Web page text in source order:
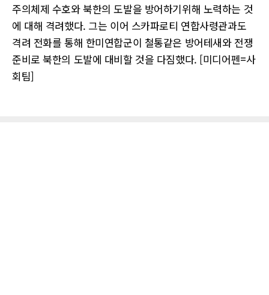
주의체제 수호와 북한의 도발을 방어하기위해 노력하는 것
에 대해 격려했다. 그는 이어 스카파로티 연합사령관과도
격려 전화를 통해 한미연합군이 철통같은 방어테새와 전쟁
준비로 북한의 도발에 대비할 것을 다짐했다. [미디어펜=사
회팀]